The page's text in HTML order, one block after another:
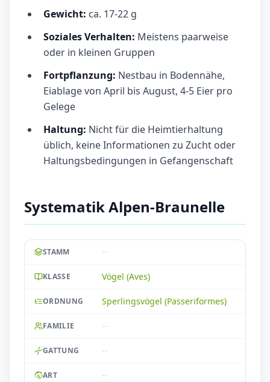
Gewicht: ca. 17-22 g
Soziales Verhalten: Meistens paarweise
oder in kleinen Gruppen
Fortpflanzung: Nestbau in Bodennähe,
Eiablage von April bis August, 4-5 Eier pro
Gelege
Haltung: Nicht für die Heimtierhaltung
üblich, keine Informationen zu Zucht oder
Haltungsbedingungen in Gefangenschaft
Systematik Alpen-Braunelle
STAMM --
KLASSE Vögel (Aves)
ORDNUNG Sperlingsvögel (Passeriformes)
FAMILIE --
GATTUNG --
ART --